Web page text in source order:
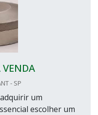
VENDA
- SP
um
escolher um